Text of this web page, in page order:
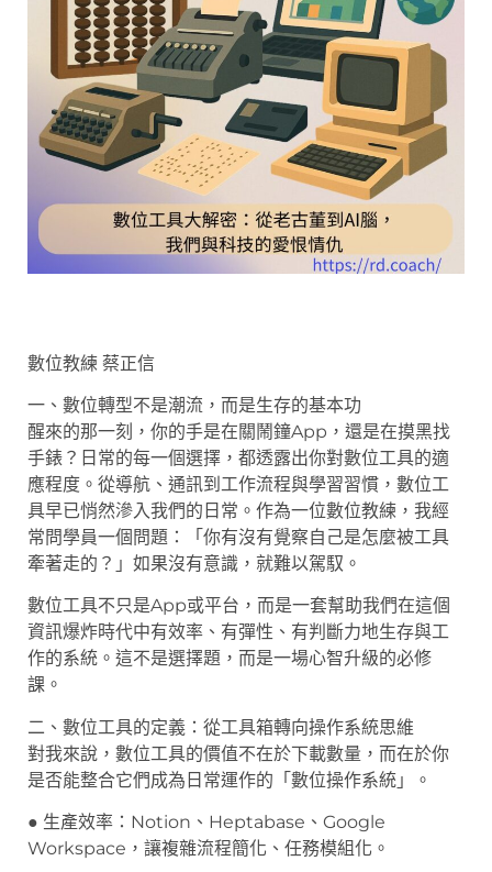
數位教練 蔡正信
一、數位轉型不是潮流，而是生存的基本功
醒來的那一刻，你的手是在關鬧鐘App，還是在摸黑找
手錶？日常的每一個選擇，都透露出你對數位工具的適
應程度。從導航、通訊到工作流程與學習習慣，數位工
具早已悄然滲入我們的日常。作為一位數位教練，我經
常問學員一個問題：「你有沒有覺察自己是怎麼被工具
牽著走的？」如果沒有意識，就難以駕馭。
數位工具不只是App或平台，而是一套幫助我們在這個
資訊爆炸時代中有效率、有彈性、有判斷力地生存與工
作的系統。這不是選擇題，而是一場心智升級的必修
課。
二、數位工具的定義：從工具箱轉向操作系統思維
對我來說，數位工具的價值不在於下載數量，而在於你
是否能整合它們成為日常運作的「數位操作系統」。
● 生產效率：Notion、Heptabase、Google
Workspace，讓複雜流程簡化、任務模組化。